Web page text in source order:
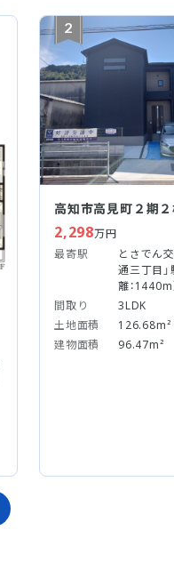
2
高知市高見町２期
2,298万円
最寄駅
とさでん
通三丁目
離：1440m
間取り
3LDK
土地面積
126.68m²
建物面積
96.47m²